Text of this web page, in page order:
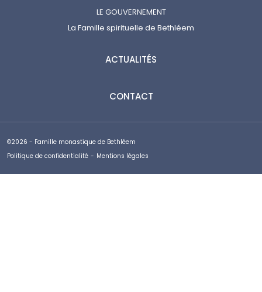
LE GOUVERNEMENT
La Famille spirituelle de Bethléem
ACTUALITÉS
CONTACT
©2026 - Famille monastique de Bethléem
Politique de confidentialité - Mentions légales